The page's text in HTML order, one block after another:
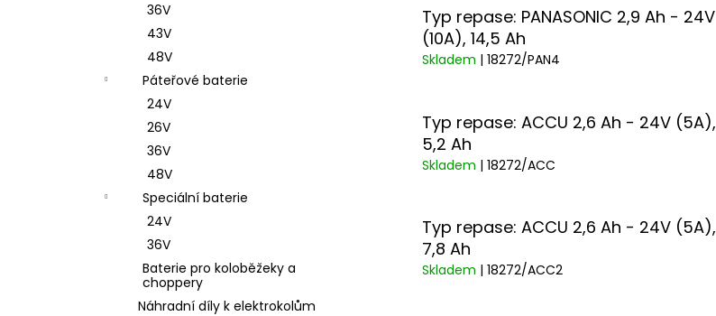
36V
43V
48V
Páteřové baterie
24V
26V
36V
48V
Speciální baterie
24V
36V
Baterie pro koloběžeky a
choppery
Náhradní díly k elektrokolům
Typ repase: PANASONIC 2,9 Ah - 24V
(10A), 14,5 Ah
Skladem | 18272/PAN4
Typ repase: ACCU 2,6 Ah - 24V (5A),
5,2 Ah
Skladem | 18272/ACC
Typ repase: ACCU 2,6 Ah - 24V (5A),
7,8 Ah
Skladem | 18272/ACC2